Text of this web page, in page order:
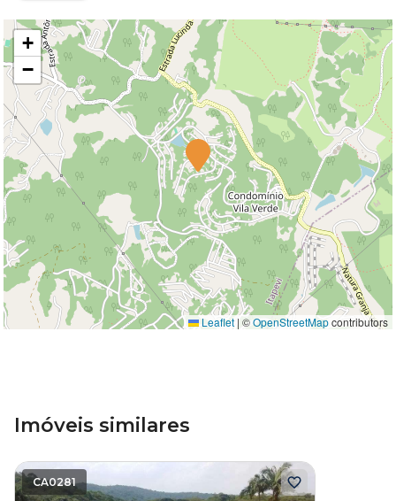
+
−
Leaflet | ©OpenStreetMapcontributors
Imóveis similares
CA0281